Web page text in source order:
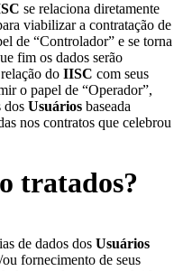
se relaciona diretamente
viabilizar a contratação de
de “Controlador” e se torna
fim os dados serão
do IISC com seus
o papel de “Operador”,
dos Usuários baseada
nos contratos que celebrou
tratados?
de dados dos Usuários
fornecimento de seus